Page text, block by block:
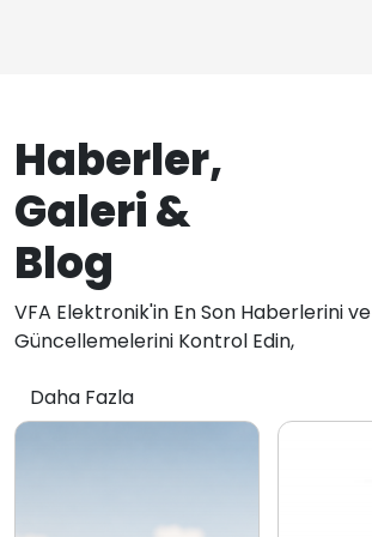
Haberler,
Galeri &
Blog
VFA Elektronik'in En Son Haberlerini ve
Güncellemelerini Kontrol Edin,
Daha Fazla